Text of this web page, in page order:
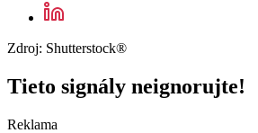
Zdroj: Shutterstock®
Tieto signály neignorujte!
Reklama